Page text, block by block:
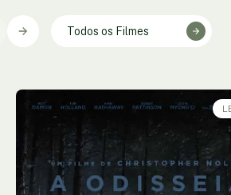
Todos os Filmes